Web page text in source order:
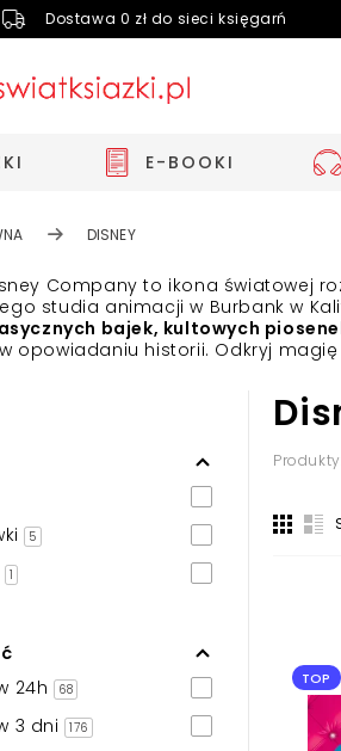
Dostawa 0 zł do sieci księgarń
E-BOOKI
DISNEY
Company to ikona światowej
studia animacji w Burbank w
bajek, kultowych
opowiadaniu historii. Odkryj
5
1
24h
68
3 dni 176
TOP
czcionki